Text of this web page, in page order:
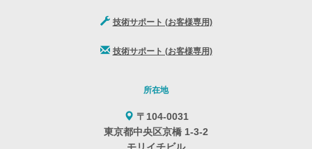
技術サポート (お客様専用)
技術サポート (お客様専用)
所在地
〒104-0031
東京都中央区京橋 1-3-2